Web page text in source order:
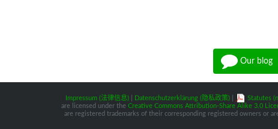
Our blog
Impressum (法律信息) Datenschutzerklärung (隐私政策) Statutes
are licensed under the Creative Commons Attribution-Share Alike 3.0
are registered trademarks of their corresponding registered owners or